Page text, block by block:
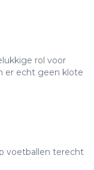
rol voor
er echt geen klote
voetballen terecht